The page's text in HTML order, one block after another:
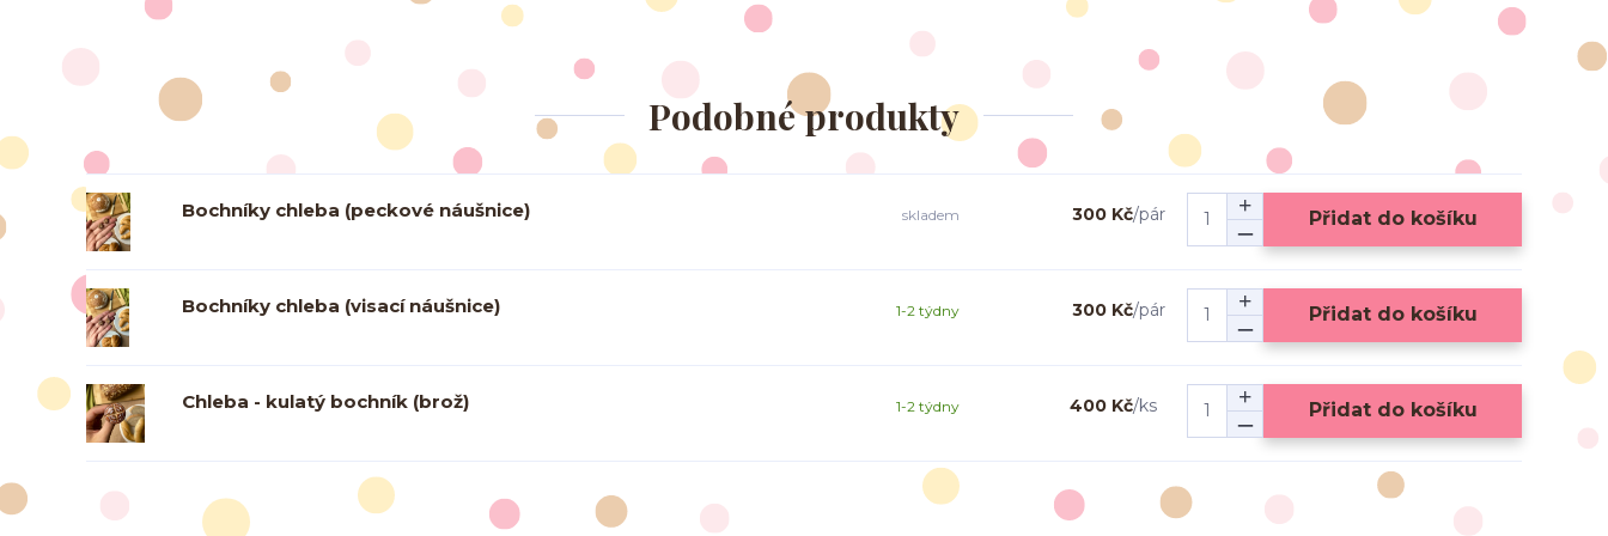
Podobné produkty
Bochníky chleba (peckové náušnice) 300 Kč/pár
skladem Přidat do košíku
Bochníky chleba (visací náušnice) 300 Kč/pár
1-2 týdny Přidat do košíku
Chleba - kulatý bochník (brož) 400 Kč/ks
1-2 týdny Přidat do košíku